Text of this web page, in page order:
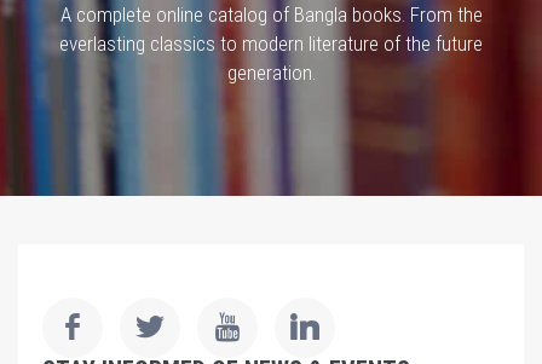
A complete online catalog of Bangla books. From the
everlasting classics to modern literature of the future
generation.